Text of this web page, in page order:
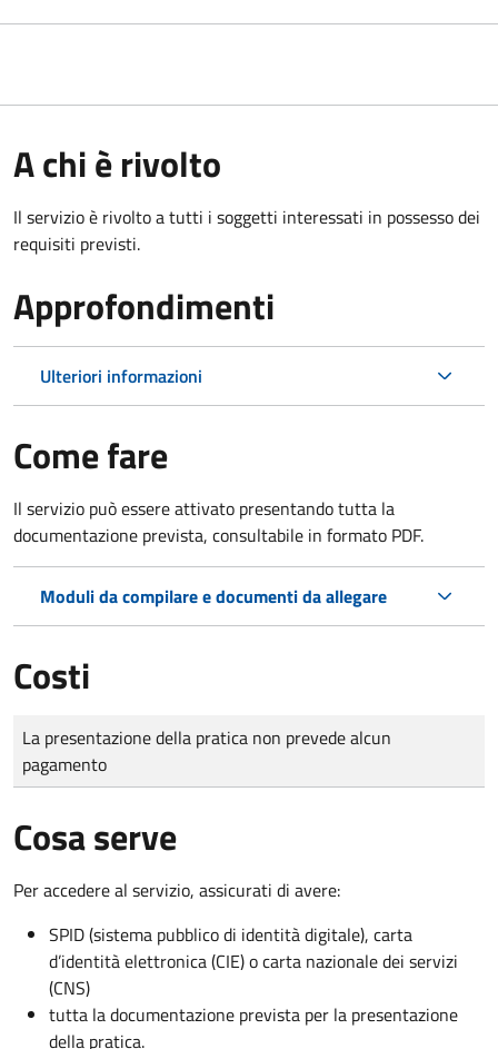
A chi è rivolto
Il servizio è rivolto a tutti i soggetti interessati in possesso dei
requisiti previsti.
Approfondimenti
Ulteriori informazioni
Come fare
Il servizio può essere attivato presentando tutta la
documentazione prevista, consultabile in formato PDF.
Moduli da compilare e documenti da allegare
Costi
Tipo di pagamento
Importo
La presentazione della pratica non prevede alcun
pagamento
Cosa serve
Per accedere al servizio, assicurati di avere:
SPID (sistema pubblico di identità digitale), carta
d’identità elettronica (CIE) o carta nazionale dei servizi
(CNS)
tutta la documentazione prevista per la presentazione
della pratica.